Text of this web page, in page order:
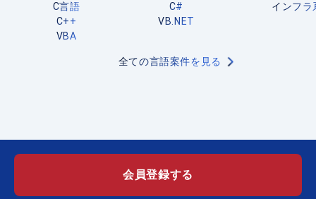
C言語
C#
C++
VB.NET
VBA
全ての言語案件を見る
インフラ
会員登録する